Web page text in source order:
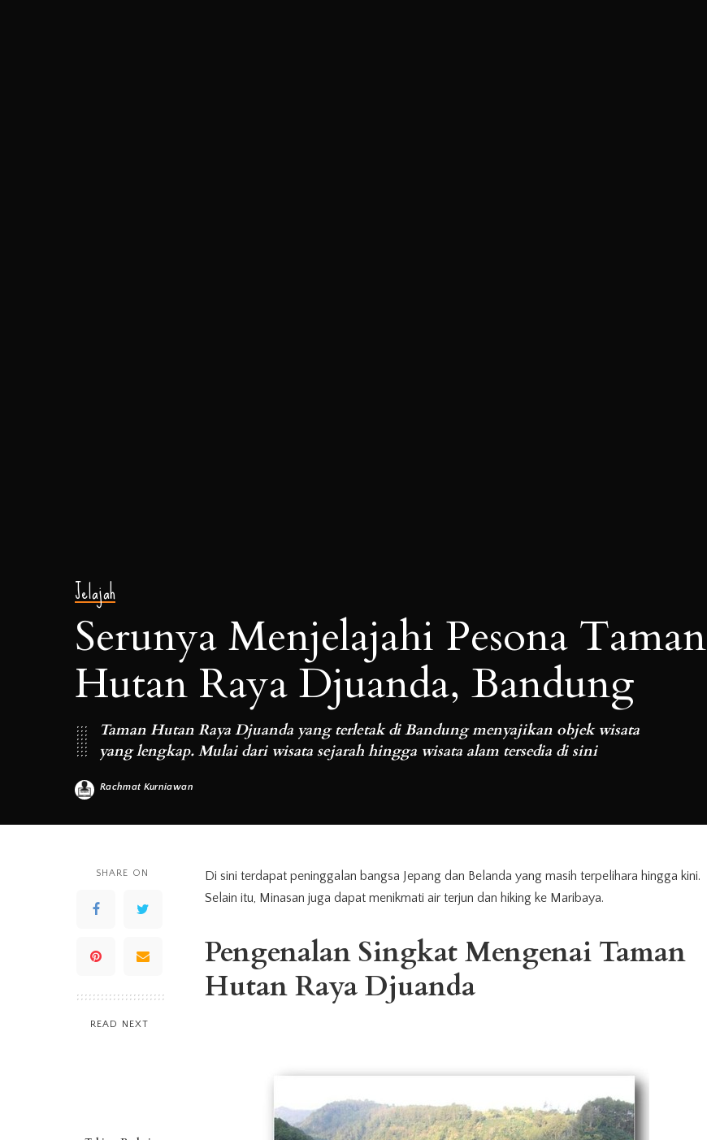
Jelajah
Serunya Menjelajahi Pesona Taman
Hutan Raya Djuanda, Bandung
Taman Hutan Raya Djuanda yang terletak di Bandung menyajikan objek wisata
yang lengkap. Mulai dari wisata sejarah hingga wisata alam tersedia di sini
Posted
Rachmat Kurniawan
SHARE ON
READ NEXT
Di sini terdapat peninggalan bangsa Jepang dan Belanda yang masih terpelihara hingga kini.
Selain itu, Minasan juga dapat menikmati air terjun dan hiking ke Maribaya.
Pengenalan Singkat Mengenai Taman
Hutan Raya Djuanda